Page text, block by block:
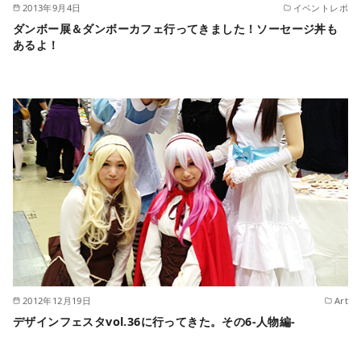
2013年9月4日 イベントレポ
ダンボー展＆ダンボーカフェ行ってきました！ソーセージ丼も
あるよ！
2012年12月19日 Art
デザインフェスタvol.36に行ってきた。その6-人物編-